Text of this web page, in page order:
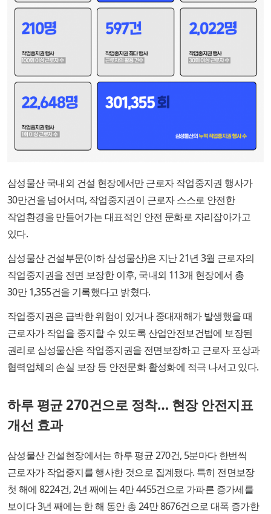
삼성물산 국내외 건설 현장에서만 근로자 작업중지권 행사가
30만건을 넘어서며, 작업중지권이 근로자 스스로 안전한
작업환경을 만들어가는 대표적인 안전 문화로 자리잡아가고
있다.
삼성물산 건설부문(이하 삼성물산)은 지난 21년 3월 근로자의
작업중지권을 전면 보장한 이후, 국내외 113개 현장에서 총
30만 1,355건을 기록했다고 밝혔다.
작업중지권은 급박한 위험이 있거나 중대재해가 발생했을 때
근로자가 작업을 중지할 수 있도록 산업안전보건법에 보장된
권리로 삼성물산은 작업중지권을 전면보장하고 근로자 포상과
협력업체의 손실 보장 등 안전문화 활성화에 적극 나서고 있다.
하루 평균 270건으로 정착… 현장 안전지표
개선 효과
삼성물산 건설현장에서는 하루 평균 270건, 5분마다 한번씩
근로자가 작업중지를 행사한 것으로 집계됐다. 특히 전면보장
첫 해에 8224건, 2년 째에는 4만 4455건으로 가파른 증가세를
보이다 3년 째에는 한 해 동안 총 24만 8676건으로 대폭 증가한